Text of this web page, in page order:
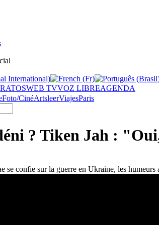
WEB TVVOZ LIBREAGENDA
Foto/CinéArtsleerViajesParis
? Tiken Jah :
se confie sur la guerre en Ukraine, les